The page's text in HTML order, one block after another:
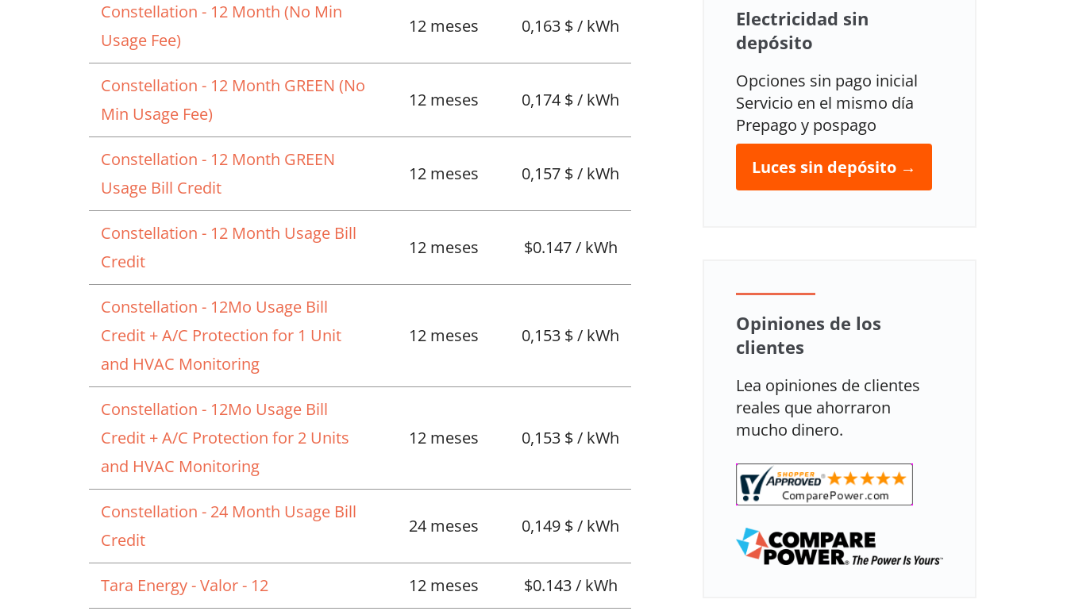
Constellation - 12 Month (No Min
Usage Fee)
12 meses 0,163 $ / kWh
Constellation - 12 Month GREEN (No
Min Usage Fee)
12 meses 0,174 $ / kWh
Constellation - 12 Month GREEN
Usage Bill Credit
12 meses 0,157 $ / kWh
Constellation - 12 Month Usage Bill
Credit
12 meses $0.147 / kWh
Constellation - 12Mo Usage Bill
Credit + A/C Protection for 1 Unit
and HVAC Monitoring
12 meses 0,153 $ / kWh
Constellation - 12Mo Usage Bill
Credit + A/C Protection for 2 Units
and HVAC Monitoring
12 meses 0,153 $ / kWh
Constellation - 24 Month Usage Bill
Credit
24 meses 0,149 $ / kWh
Tara Energy - Valor - 12 12 meses $0.143 / kWh
Electricidad sin
depósito
Opciones sin pago inicial
Servicio en el mismo día
Prepago y pospago
Luces sin depósito →
Opiniones de los
clientes
Lea opiniones de clientes
reales que ahorraron
mucho dinero.